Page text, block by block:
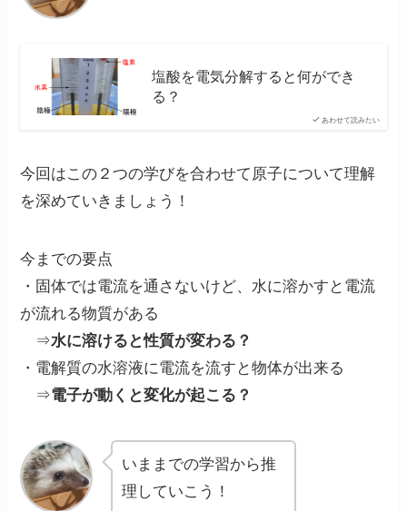
あわせて読みたい
塩酸を電気分解すると何ができ
る？
今回はこの２つの学びを合わせて原子について理解
を深めていきましょう！
今までの要点
・固体では電流を通さないけど、水に溶かすと電流
が流れる物質がある
⇒水に溶けると性質が変わる？
・電解質の水溶液に電流を流すと物体が出来る
⇒電子が動くと変化が起こる？
いままでの学習から推
理していこう！